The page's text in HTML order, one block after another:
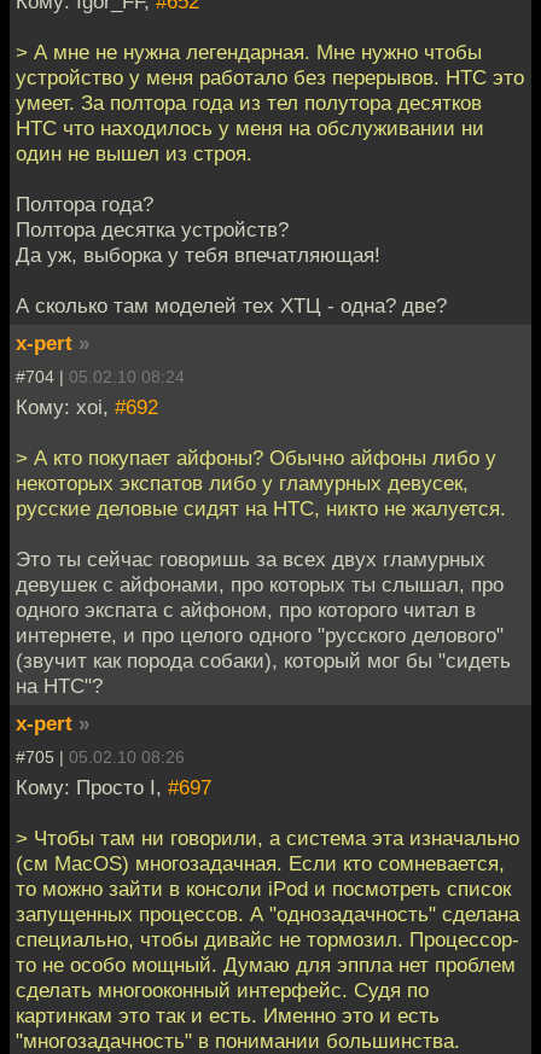
> А мне не нужна легендарная. Мне нужно чтобы
устройство у меня работало без перерывов. HTC это
умеет. За полтора года из тел полутора десятков
HTC что находилось у меня на обслуживании ни
один не вышел из строя.
Полтора года?
Полтора десятка устройств?
Да уж, выборка у тебя впечатляющая!
А сколько там моделей тех ХТЦ - одна? две?
x-pert »
#704 | 05.02.10 08:24
Кому: xoi, #692
> А кто покупает айфоны? Обычно айфоны либо у
некоторых экспатов либо у гламурных девусек,
русские деловые сидят на HTC, никто не жалуется.
Это ты сейчас говоришь за всех двух гламурных
девушек с айфонами, про которых ты слышал, про
одного экспата с айфоном, про которого читал в
интернете, и про целого одного "русского делового"
(звучит как порода собаки), который мог бы "сидеть
на HTC"?
x-pert »
#705 | 05.02.10 08:26
Кому: Просто I, #697
> Чтобы там ни говорили, а система эта изначально
(см MacOS) многозадачная. Если кто сомневается,
то можно зайти в консоли iPod и посмотреть список
запущенных процессов. А "однозадачность" сделана
специально, чтобы дивайс не тормозил. Процессор-
то не особо мощный. Думаю для эппла нет проблем
сделать многооконный интерфейс. Судя по
картинкам это так и есть. Именно это и есть
"многозадачность" в понимании большинства.